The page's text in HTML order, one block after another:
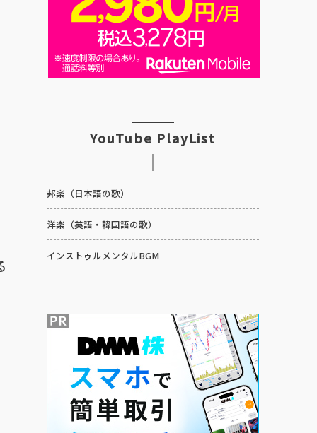
YouTube PlayList
邦楽（日本語の歌）
洋楽（英語・韓国語の歌）
インストゥルメンタルBGM